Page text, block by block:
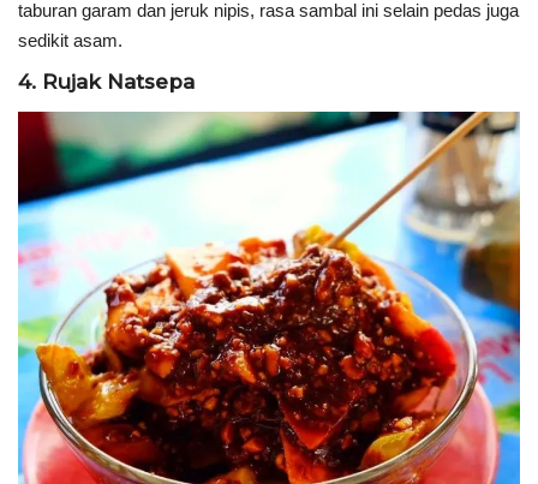
taburan garam dan jeruk nipis, rasa sambal ini selain pedas juga
sedikit asam.
4. Rujak Natsepa